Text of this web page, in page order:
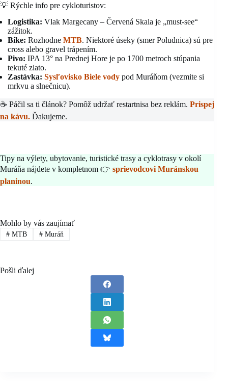
💡 Rýchle info pre cykloturistov:
Logistika: Vlak Margecany – Červená Skala je „must-see“
zážitok.
Bike: Rozhodne MTB. Niektoré úseky (smer Poludnica) sú pre
cross alebo gravel trápením.
Pivo: IPA 13° na Prednej Hore je po 1700 metroch stúpania
tekuté zlato.
Zastávka: Sysľovisko Biele vody pod Muráňom (vezmite si
mrkvu a slnečnicu).
☕ Páčil sa ti článok? Pomôž udržať restartnisa bez reklám. Prispej
na kávu. Ďakujeme.
Tipy na výlety, ubytovanie, turistické trasy a cyklotrasy v okolí
Muráňa nájdete v kompletnom 👉 sprievodcovi Muránskou
planinou.
Mohlo by vás zaujímať
#MTB #Muráň
Pošli ďalej